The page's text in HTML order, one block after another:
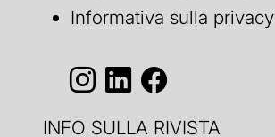
Informativa sulla privacy
INFO SULLA RIVISTA